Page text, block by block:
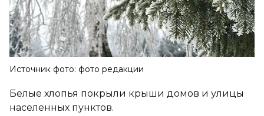
Источник фото: фото редакции
Белые хлопья покрыли крыши домов и улицы
населенных пунктов.